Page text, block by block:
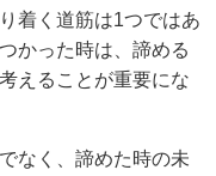
着く道筋は1つではあ
かった時は、諦める
えることが重要にな
なく、諦めた時の未